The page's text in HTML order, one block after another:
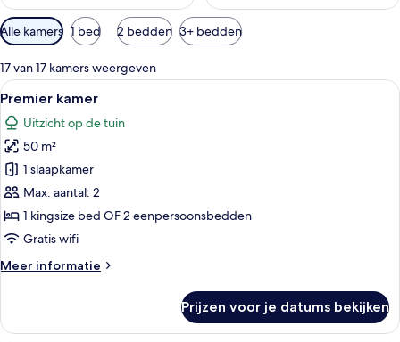
Beschikbare
filters
voor
kamers
Alle kamers 1 bed 2 bedden 3+ bedden
17 van 17 kamers weergeven
Alle
foto's
voor
Premier
kamer
laden
Een moderne woonkamer met een
7
Premier kamer
Uitzicht op de tuin
50 m²
1 slaapkamer
Max. aantal: 2
1 kingsize bed OF 2 eenpersoonsbedden
Gratis wifi
Meer informatie
Meer
kamer
Prijzen voor je datums bekijken